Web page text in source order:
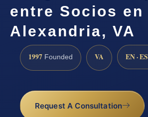
entre Socios en
Alexandria, VA
1997 Founded VA EN · ES
Request A Consultation